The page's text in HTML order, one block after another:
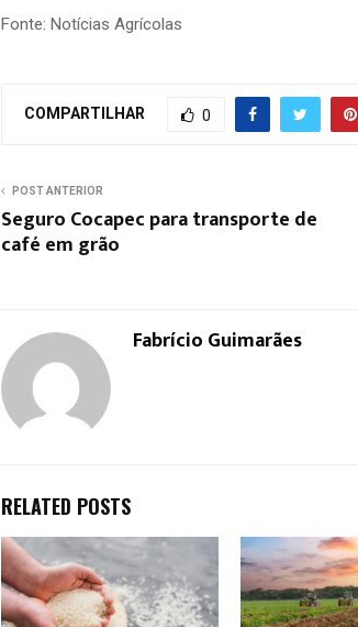
Fonte: Notícias Agrícolas
COMPARTILHAR 0
POST ANTERIOR
Seguro Cocapec para transporte de
café em grão
Fabrício Guimarães
RELATED POSTS